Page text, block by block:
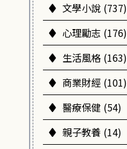
文學小說 (737)
心理勵志 (176)
生活風格 (163)
商業財經 (101)
醫療保健 (54)
親子教養 (14)